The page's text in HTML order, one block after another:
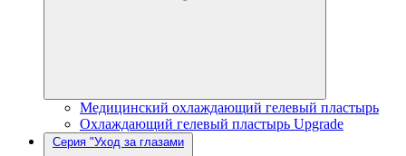
Медицинский охлаждающий гелевый пластырь
Охлаждающий гелевый пластырь Upgrade
Серия "Уход за глазами